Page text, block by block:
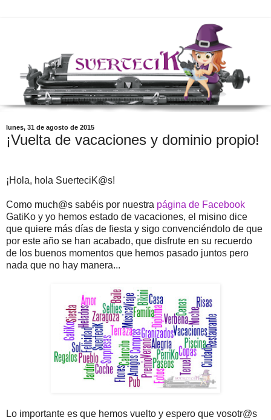
lunes, 31 de agosto de 2015
¡Vuelta de vacaciones y dominio propio!
¡Hola, hola SuerteciK@s!
Como much@s sabéis por nuestra página de Facebook
GatiKo y yo hemos estado de vacaciones, el misino dice
que quiere más días de fiesta y sigo convenciéndolo de que
por este año se han acabado, que disfrute en su recuerdo
de los buenos momentos que hemos pasado juntos pero
nada que no hay manera...
Lo importante es que hemos vuelto y espero que vosotr@s